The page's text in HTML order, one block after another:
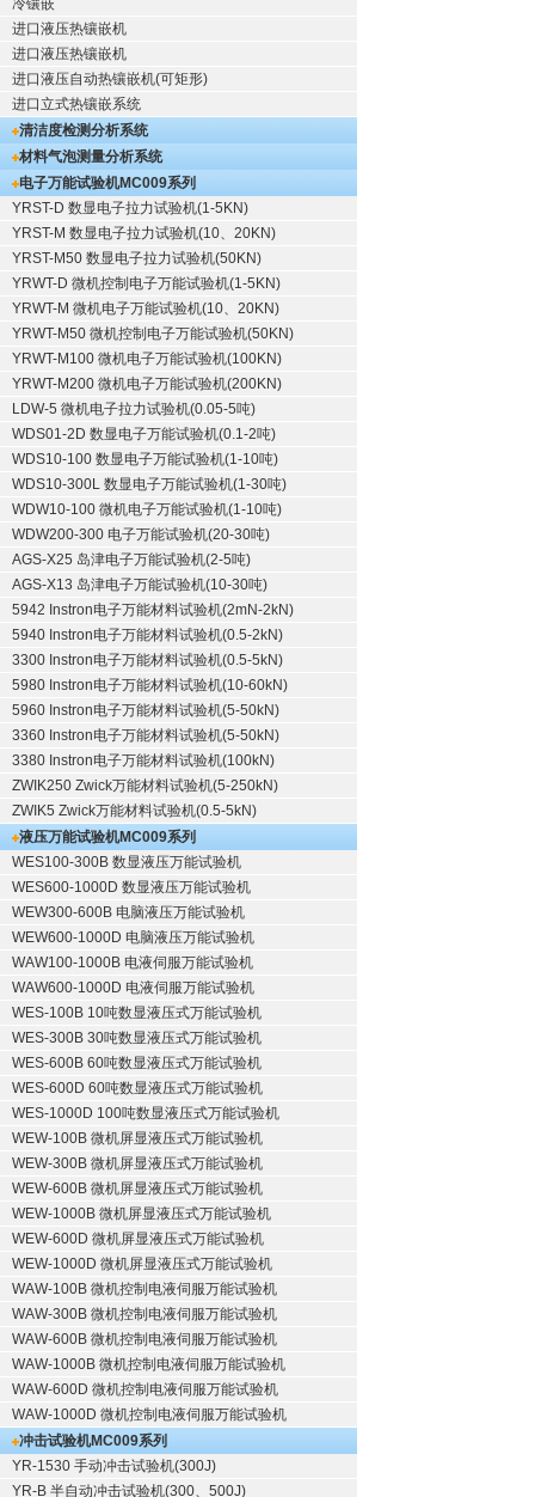
冷镶嵌
进口液压热镶嵌机
进口液压热镶嵌机
进口液压自动热镶嵌机(可矩形)
进口立式热镶嵌系统
清洁度检测分析系统
材料气泡测量分析系统
电子万能试验机MC009系列
YRST-D 数显电子拉力试验机(1-5KN)
YRST-M 数显电子拉力试验机(10、20KN)
YRST-M50 数显电子拉力试验机(50KN)
YRWT-D 微机控制电子万能试验机(1-5KN)
YRWT-M 微机电子万能试验机(10、20KN)
YRWT-M50 微机控制电子万能试验机(50KN)
YRWT-M100 微机电子万能试验机(100KN)
YRWT-M200 微机电子万能试验机(200KN)
LDW-5 微机电子拉力试验机(0.05-5吨)
WDS01-2D 数显电子万能试验机(0.1-2吨)
WDS10-100 数显电子万能试验机(1-10吨)
WDS10-300L 数显电子万能试验机(1-30吨)
WDW10-100 微机电子万能试验机(1-10吨)
WDW200-300 电子万能试验机(20-30吨)
AGS-X25 岛津电子万能试验机(2-5吨)
AGS-X13 岛津电子万能试验机(10-30吨)
5942 Instron电子万能材料试验机(2mN-2kN)
5940 Instron电子万能材料试验机(0.5-2kN)
3300 Instron电子万能材料试验机(0.5-5kN)
5980 Instron电子万能材料试验机(10-60kN)
5960 Instron电子万能材料试验机(5-50kN)
3360 Instron电子万能材料试验机(5-50kN)
3380 Instron电子万能材料试验机(100kN)
ZWIK250 Zwick万能材料试验机(5-250kN)
ZWIK5 Zwick万能材料试验机(0.5-5kN)
液压万能试验机MC009系列
WES100-300B 数显液压万能试验机
WES600-1000D 数显液压万能试验机
WEW300-600B 电脑液压万能试验机
WEW600-1000D 电脑液压万能试验机
WAW100-1000B 电液伺服万能试验机
WAW600-1000D 电液伺服万能试验机
WES-100B 10吨数显液压式万能试验机
WES-300B 30吨数显液压式万能试验机
WES-600B 60吨数显液压式万能试验机
WES-600D 60吨数显液压式万能试验机
WES-1000D 100吨数显液压式万能试验机
WEW-100B 微机屏显液压式万能试验机
WEW-300B 微机屏显液压式万能试验机
WEW-600B 微机屏显液压式万能试验机
WEW-1000B 微机屏显液压式万能试验机
WEW-600D 微机屏显液压式万能试验机
WEW-1000D 微机屏显液压式万能试验机
WAW-100B 微机控制电液伺服万能试验机
WAW-300B 微机控制电液伺服万能试验机
WAW-600B 微机控制电液伺服万能试验机
WAW-1000B 微机控制电液伺服万能试验机
WAW-600D 微机控制电液伺服万能试验机
WAW-1000D 微机控制电液伺服万能试验机
冲击试验机MC009系列
YR-1530 手动冲击试验机(300J)
YR-B 半自动冲击试验机(300、500J)